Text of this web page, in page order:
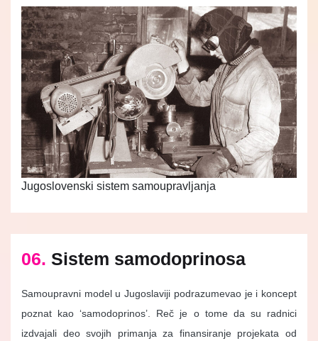
Jugoslovenski sistem samoupravljanja
06. Sistem samodoprinosa
Samoupravni model u Jugoslaviji podrazumevao je i koncept
poznat kao ‘samodoprinos’. Reč je o tome da su radnici
izdvajali deo svojih primanja za finansiranje projekata od